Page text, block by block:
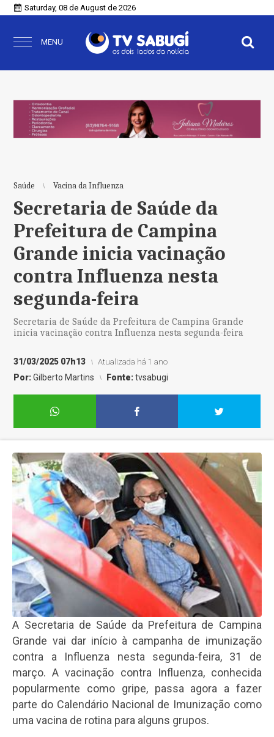
Saturday, 08 de August de 2026
MENU
Saúde Vacina da Influenza
Secretaria de Saúde da
Prefeitura de Campina
Grande inicia vacinação
contra Influenza nesta
segunda-feira
Secretaria de Saúde da Prefeitura de Campina Grande
inicia vacinação contra Influenza nesta segunda-feira
31/03/2025 07h13 Atualizada há 1 ano
Por:Gilberto Martins Fonte:tvsabugi
A Secretaria de Saúde da Prefeitura de Campina
Grande vai dar início à campanha de imunização
contra a Influenza nesta segunda-feira, 31 de
março. A vacinação contra Influenza, conhecida
popularmente como gripe, passa agora a fazer
parte do Calendário Nacional de Imunização como
uma vacina de rotina para alguns grupos.